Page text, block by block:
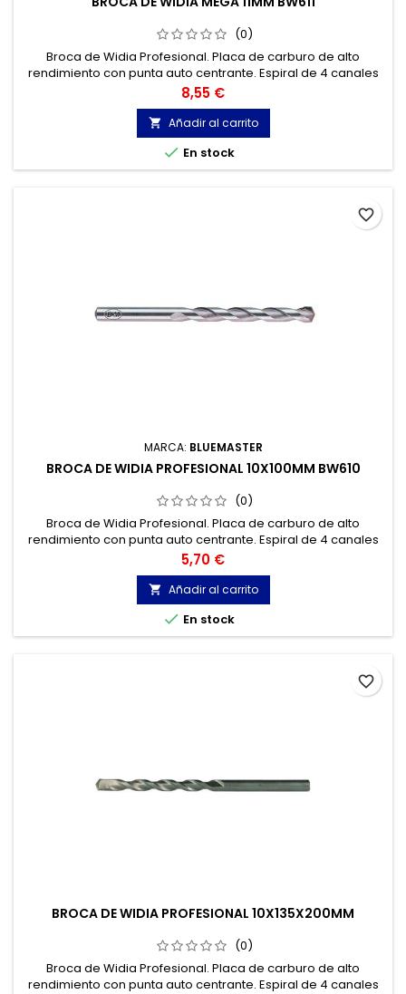
(0)
Broca de Widia Profesional. Placa de carburo de alto
rendimiento con punta auto centrante. Espiral de 4 canales
,para una óptima extracción del polvo. Mínima fricción
debido a su labio estrecho. Hormigones y materiales de
construcción, mármol, granito...
Precio
8,55 €
 Añadir al carrito
 En stock
MARCA: BLUEMASTER
BROCA DE WIDIA PROFESIONAL 10X100MM BW610
(0)
Broca de Widia Profesional. Placa de carburo de alto
rendimiento con punta auto centrante. Espiral de 4 canales
,para una óptima extracción del polvo. Mínima fricción
debido a su labio estrecho. Hormigones y materiales de
construcción, mármol, granito...
Precio
5,70 €
 Añadir al carrito
 En stock
favorite_border
BROCA DE WIDIA PROFESIONAL 10X135X200MM
(0)
Broca de Widia Profesional. Placa de carburo de alto
rendimiento con punta auto centrante. Espiral de 4 canales
favorite_border